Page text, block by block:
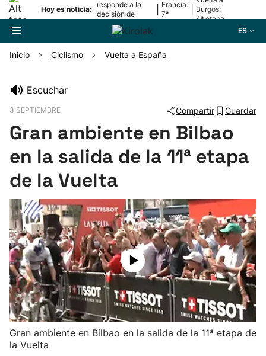
Hoy es noticia:
responde a la
decisión de
Oriamendi
Francia:
7ª
Burgos:
4ª etapa
ES
Pelota
Remo
Baloncesto
Ciclismo
Herri-kirolak
Balonmano
Kirolak 360
Inicio Ciclismo Vuelta a España
Escuchar
3 SEPTIEMBRE Compartir Guardar
Gran ambiente en Bilbao
en la salida de la 11ª etapa
de la Vuelta
Gran ambiente en Bilbao en la salida de la 11ª etapa de
la Vuelta